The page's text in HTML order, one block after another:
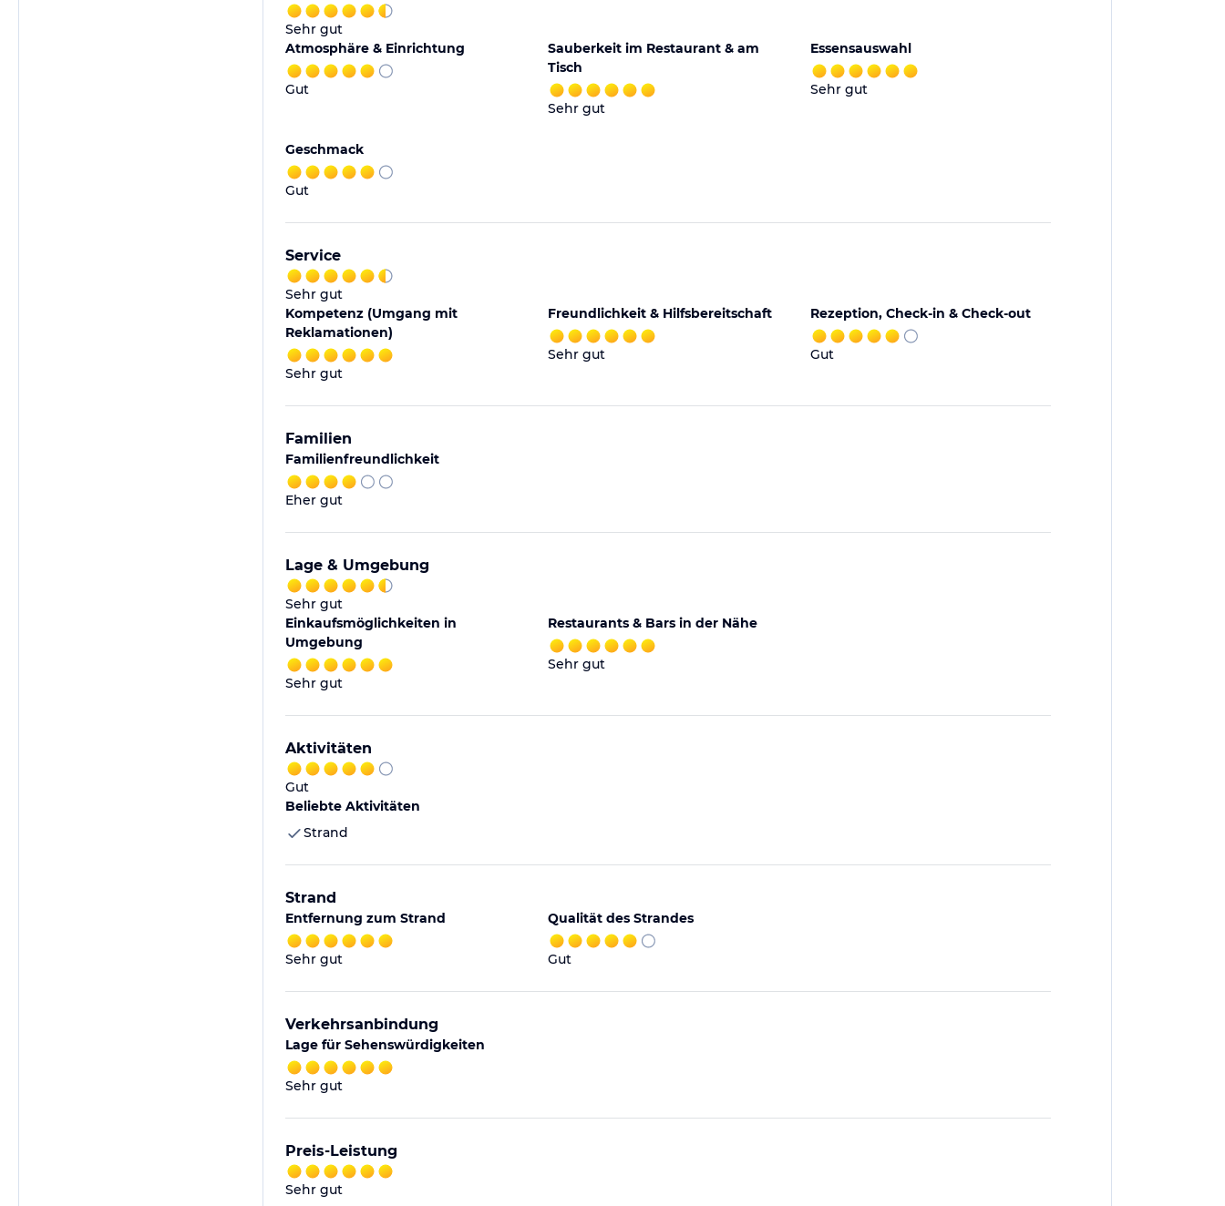
Sehr gut
Atmosphäre & Einrichtung
Gut
Sauberkeit im Restaurant & am
Tisch
Sehr gut
Essensauswahl
Sehr gut
Geschmack
Gut
Service
Sehr gut
Kompetenz (Umgang mit
Reklamationen)
Sehr gut
Freundlichkeit & Hilfsbereitschaft
Sehr gut
Rezeption, Check-in & Check-out
Gut
Familien
Familienfreundlichkeit
Eher gut
Lage & Umgebung
Sehr gut
Einkaufsmöglichkeiten in
Umgebung
Sehr gut
Restaurants & Bars in der Nähe
Sehr gut
Aktivitäten
Gut
Beliebte Aktivitäten
Strand
Strand
Entfernung zum Strand
Sehr gut
Qualität des Strandes
Gut
Verkehrsanbindung
Lage für Sehenswürdigkeiten
Sehr gut
Preis-Leistung
Sehr gut